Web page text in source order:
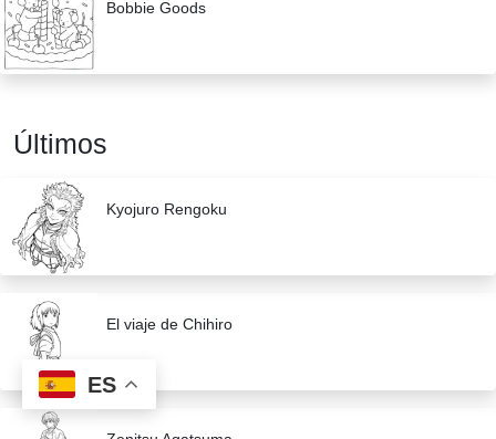
Bobbie Goods
Últimos
Kyojuro Rengoku
El viaje de Chihiro
ES